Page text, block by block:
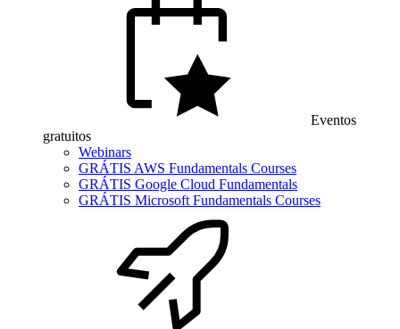
Eventos
gratuitos
Webinars
GRÁTIS AWS Fundamentals Courses
GRÁTIS Google Cloud Fundamentals
GRÁTIS Microsoft Fundamentals Courses